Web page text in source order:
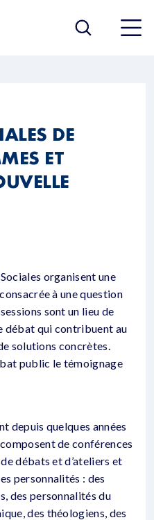
DE
ET
organisent une
à une question
sont un lieu de
débat qui contribuent au
solutions concrètes.
public le témoignage
depuis quelques années
de conférences
débats et d’ateliers et
personnalités : des
des personnalités du
des théologiens, des